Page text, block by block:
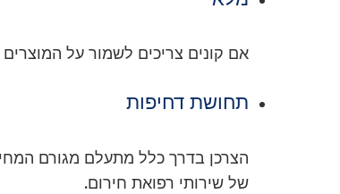
אם קונים צריכים לשמור על
תחושת דחיפות
הצרכן בדרך כלל מתעלם מגורם
של שירותי רפואת חירום.